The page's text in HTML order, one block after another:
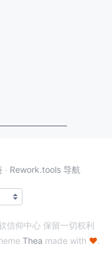
· Rework.tools 导航
信仰中心 保留一切权利
Thea made with ♥.